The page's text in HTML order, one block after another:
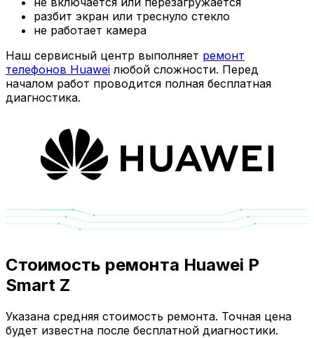
разбит экран или треснуло стекло
не работает камера
Наш сервисный центр выполняет ремонт
телефонов Huawei любой сложности. Перед
началом работ проводится полная бесплатная
диагностика.
Стоимость ремонта Huawei P
Smart Z
Указана средняя стоимость ремонта. Точная цена
будет известна после бесплатной диагностики.